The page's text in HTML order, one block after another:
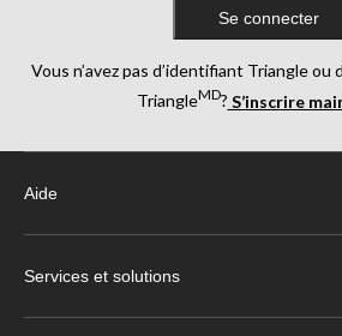
Se connecter
Vous n’avez pas d’identifiant Triangle ou
TriangleMD? S’inscrire
Aide
Services et solutions